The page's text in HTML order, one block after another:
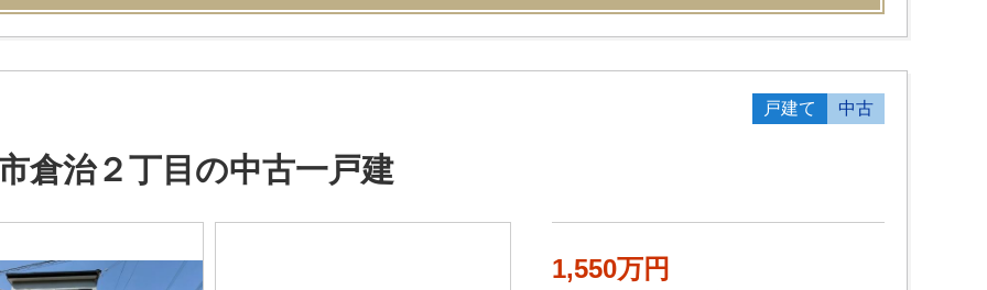
戸建て 中古
倉治２丁目の中古一戸建
1,550万円